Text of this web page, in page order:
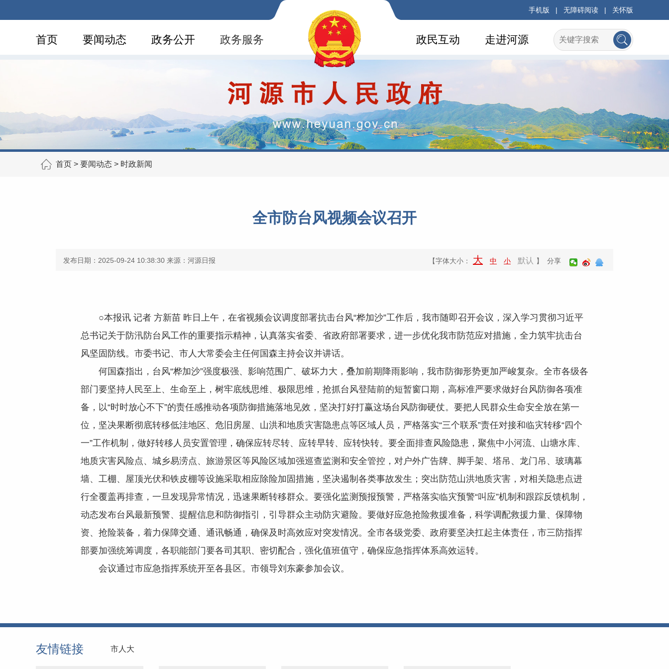
手机版 | 无障碍阅读 | 关怀版
首页 要闻动态 政务公开 政务服务 走进河源
政民互动
首页 > 要闻动态 > 时政新闻
全市防台风视频会议召开
发布日期：2025-09-24 10:38:30 来源：河源日报 【字体大小： 大 中 小 默认 】 分享
○本报讯 记者 方新苗 昨日上午，在省视频会议调度部署抗击台风“桦加沙”工作后，我市随即召开会议，深入学习贯彻习近平
总书记关于防汛防台风工作的重要指示精神，认真落实省委、省政府部署要求，进一步优化我市防范应对措施，全力筑牢抗击台
风坚固防线。市委书记、市人大常委会主任何国森主持会议并讲话。
何国森指出，台风“桦加沙”强度极强、影响范围广、破坏力大，叠加前期降雨影响，我市防御形势更加严峻复杂。全市各级各
部门要坚持人民至上、生命至上，树牢底线思维、极限思维，抢抓台风登陆前的短暂窗口期，高标准严要求做好台风防御各项准
备，以“时时放心不下”的责任感推动各项防御措施落地见效，坚决打好打赢这场台风防御硬仗。要把人民群众生命安全放在第一
位，坚决果断彻底转移低洼地区、危旧房屋、山洪和地质灾害隐患点等区域人员，严格落实“三个联系”责任对接和临灾转移“四个
一”工作机制，做好转移人员安置管理，确保应转尽转、应转早转、应转快转。要全面排查风险隐患，聚焦中小河流、山塘水库、
地质灾害风险点、城乡易涝点、旅游景区等风险区域加强巡查监测和安全管控，对户外广告牌、脚手架、塔吊、龙门吊、玻璃幕
墙、工棚、屋顶光伏和铁皮棚等设施采取相应除险加固措施，坚决遏制各类事故发生；突出防范山洪地质灾害，对相关隐患点进
行全覆盖再排查，一旦发现异常情况，迅速果断转移群众。要强化监测预报预警，严格落实临灾预警“叫应”机制和跟踪反馈机制，
动态发布台风最新预警、提醒信息和防御指引，引导群众主动防灾避险。要做好应急抢险救援准备，科学调配救援力量、保障物
资、抢险装备，着力保障交通、通讯畅通，确保及时高效应对突发情况。全市各级党委、政府要坚决扛起主体责任，市三防指挥
部要加强统筹调度，各职能部门要各司其职、密切配合，强化值班值守，确保应急指挥体系高效运转。
会议通过市应急指挥系统开至各县区。市领导刘东豪参加会议。
友情链接 市人大